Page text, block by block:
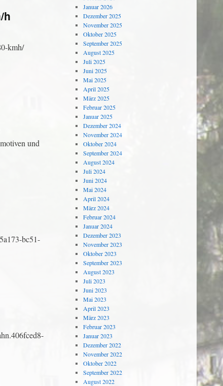
h
kmh/
und
bc51-
Januar 2026
Dezember 2025
November 2025
Oktober 2025
September 2025
August 2025
Juli 2025
Juni 2025
Mai 2025
April 2025
März 2025
Februar 2025
Januar 2025
Dezember 2024
November 2024
Oktober 2024
September 2024
August 2024
Juli 2024
Juni 2024
Mai 2024
April 2024
März 2024
Februar 2024
Januar 2024
Dezember 2023
November 2023
Oktober 2023
September 2023
August 2023
Juli 2023
Juni 2023
Mai 2023
April 2023
März 2023
Februar 2023
Januar 2023
Dezember 2022
November 2022
Oktober 2022
September 2022
August 2022